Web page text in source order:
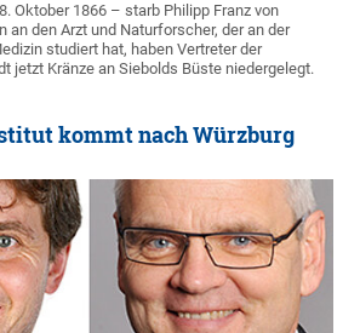
Oktober 1866 – starb Philipp Franz von
an den Arzt und Naturforscher, der an der
studiert hat, haben Vertreter der
jetzt Kränze an Siebolds Büste niedergelegt.
kommt nach Würzburg